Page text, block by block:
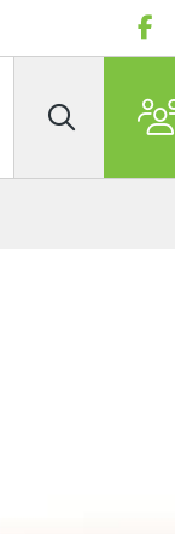
Zoek